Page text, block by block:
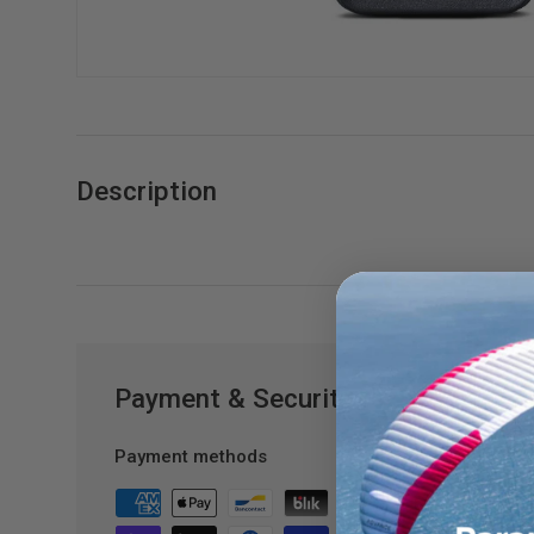
Description
Payment & Security
Payment methods